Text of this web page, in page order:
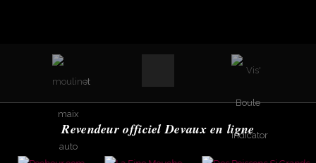
Revendeur officiel Devaux en ligne